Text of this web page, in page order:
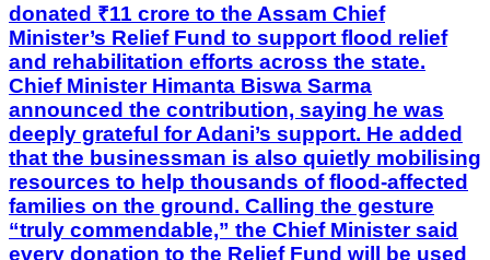
donated ₹11 crore to the Assam Chief
Minister’s Relief Fund to support flood relief
and rehabilitation efforts across the state.
Chief Minister Himanta Biswa Sarma
announced the contribution, saying he was
deeply grateful for Adani’s support. He added
that the businessman is also quietly mobilising
resources to help thousands of flood-affected
families on the ground. Calling the gesture
“truly commendable,” the Chief Minister said
every donation to the Relief Fund will be used